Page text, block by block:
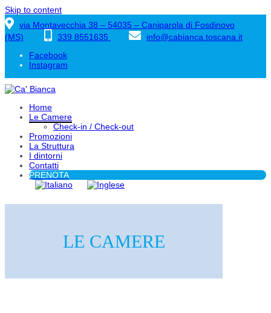
Skip to content
via Montavecchia 38 – 54035 – Caniparola di Fosdinovo
(MS)
339 8551635
info@cabianca.toscana.it
Facebook
Instagram
Home
Le Camere
Check-in / Check-out
Promozioni
La Struttura
I dintorni
Contatti
PRENOTA
LE CAMERE